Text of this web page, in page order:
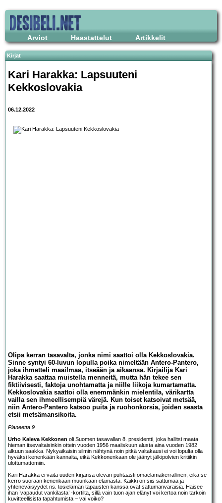
Arviot Haastattelut Artikkelit
Kirjat
Kari Harakka: Lapsuuteni
Kekkoslovakia
06.12.2022
Olipa kerran tasavalta, jonka nimi saattoi olla Kekkoslovakia.
Sinne syntyi 60-luvun lopulla poika nimeltään Antero-Pantero,
joka ihmetteli maailmaa, itseään ja aikaansa. Kirjailija Kari
Harakka saattaa muistella menneitä, mutta hän tekee sen
fiktiivisesti, faktoja unohtamatta ja niille liikoja kumartamatta.
Kekkoslovakia saattoi olla enemmänkin mielentila, värikartta
vailla sen ihmeellisempiä värejä. Kun toiset katsoivat metsää,
niin Antero-Pantero katsoo puita ja ruohonkorsia, joiden seasta
etsii metsämansikoita.
Planeetta 9
Urho Kaleva Kekkonen oli Suomen tasavallan 8. presidentti, joka hallitsi maata
hieman itsevaltaisinkin ottein vuoden 1956 maaliskuun alusta aina vuoden 1982
alkuun saakka. Nykyaikaisin silmin nähtynä noin pitkä valtakausi ei voi lopulta olla
hyväksi kenenkään kannalta, eikä Kekkonenkaan ole jäänyt jälkipolvien kritiikin
ulottumattomiin.
Kari Harakka ei väitä uuden kirjansa olevan puhtaasti omaelämäkerrallinen, eikä se
kerro suoraan kenenkään muunkaan elämästä. Kaikki on siis sattumaa ja
yhteneväisyydet ns. tosielämän tapausten kanssa ovat sattumanvaraisia. Haisee
ihan ’vapaudut vankilasta’ -kortilta, sillä vain tuon ajan elänyt voi kertoa noin tarkoin
kuvitteellisista tapahtumista – vai voiko?